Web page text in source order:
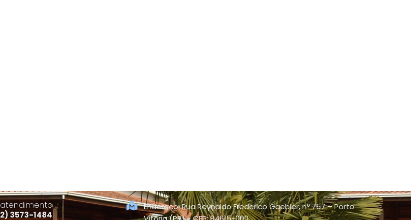
3573-1484
Endereço: Rua Reynaldo Frederico Gaebler, nº 757 – Porto